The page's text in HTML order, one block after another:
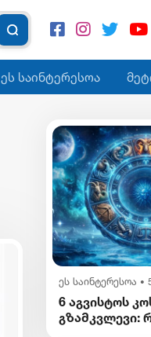
ეს საინტერესოა
ეს საინტერესოა •
6 აგვისტოს
გზამკვლევი: